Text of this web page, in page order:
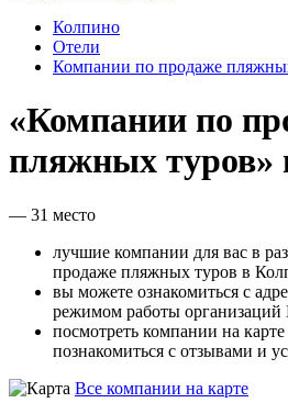
Колпино
Отели
Компании по продаже
«Компании по
пляжных туров»
— 31 место
лучшие компании для вас в
продаже пляжных туров в
вы можете ознакомиться с
режимом работы организаций
посмотреть компании на
познакомиться с отзывами и
Все компании на карте